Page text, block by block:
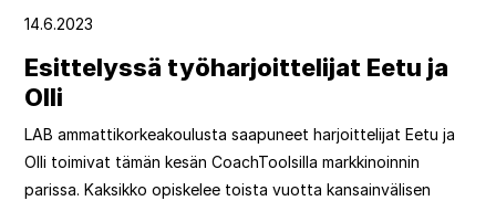
14.6.2023
Esittelyssä työharjoittelijat Eetu ja
Olli
LAB ammattikorkeakoulusta saapuneet harjoittelijat Eetu ja
Olli toimivat tämän kesän CoachToolsilla markkinoinnin
parissa. Kaksikko opiskelee toista vuotta kansainvälisen